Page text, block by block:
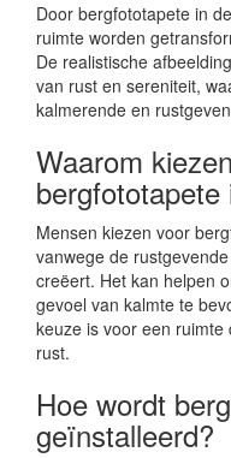
Door bergfototapete in
ruimte worden
De realistische
van rust en sereniteit,
kalmerende en
Waarom
Mensen kiezen voor
vanwege de
creëert. Het kan helpen
gevoel van kalmte te
keuze is voor een
rust.
Hoe wordt
geïnstalleerd?